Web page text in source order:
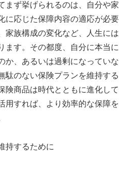
ず挙げられるのは、自分や家
に応じた保障内容の適応が必要
家族構成の変化など、人生には
ます。その都度、自分に本当に
か、あるいは過剰になっていな
駄のない保険プランを維持する
険商品は時代とともに進化して
用すれば、より効率的な保障を
持するために